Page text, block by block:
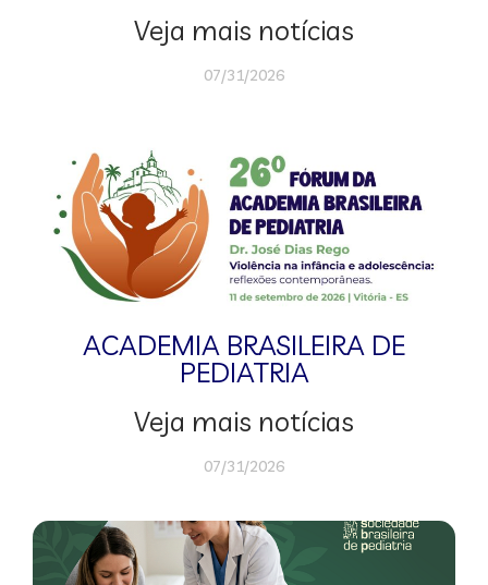
Veja mais notícias
07/31/2026
ACADEMIA BRASILEIRA DE
PEDIATRIA
Veja mais notícias
07/31/2026